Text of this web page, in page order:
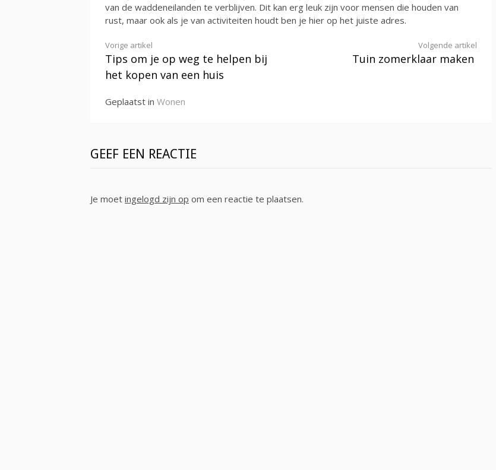
van de waddeneilanden te verblijven. Dit kan erg leuk zijn voor mensen die houden van
rust, maar ook als je van activiteiten houdt ben je hier op het juiste adres.
Verder
lezen
Vorige artikel
Tips om je op weg te helpen bij
het kopen van een huis
Volgende artikel
Tuin zomerklaar maken
Geplaatst in Wonen
GEEF EEN REACTIE
Je moet ingelogd zijn op om een reactie te plaatsen.